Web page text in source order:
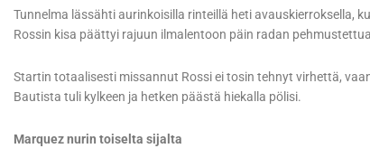
Tunnelma lässähti aurinkoisilla rinteillä heti avauskierroksella,
Rossin kisa päättyi rajuun ilmalentoon päin radan
Startin totaalisesti missannut Rossi ei tosin tehnyt virhettä,
Bautista tuli kylkeen ja hetken päästä hiekalla pölisi.
Marquez nurin toiselta sijalta